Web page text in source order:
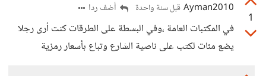
1
Ayman2010 قبل سنة واحدة أضف ردا
في المكتبات العامة ،وفي البسطة على الطرقات كنت أرى رجلا
يضع مئات لكتب على ناصية الشارع وتباع بأسعار رمزية